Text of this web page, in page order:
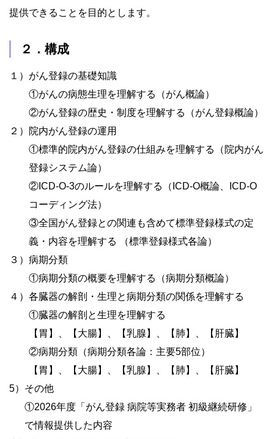
提供できることを目的とします。
２．構成
１） がん登録の基礎知識
①がんの病態生理を理解する（がん概論）
②がん登録の歴史・制度を理解する（がん登録概論）
２）
院内がん登録の運用
①標準的院内がん登録の仕組みを理解する（院内がん
登録システム論）
②ICD-O-3のルールを理解する（ICD-O概論、ICD-O
コーディング法）
③全国がん登録との関連も含めて標準登録様式の定
義・内容を理解する （標準登録様式各論）
３） 病期分類
①病期分類の概要を理解する（病期分類概論）
４） 各臓器の解剖・生理と病期分類の関係を理解する
①臓器の解剖と生理を理解する
【胃】、【大腸】、【乳腺】、【肺】、【肝臓】
②病期分類（病期分類各論：主要5部位）
【胃】、【大腸】、【乳腺】、【肺】、【肝臓】
5） その他
①2026年度「がん登録 病院等実務者 初級継続研修」
で情報提供した内容